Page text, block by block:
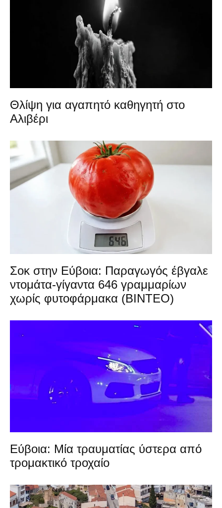
Θλίψη για αγαπητό καθηγητή στο
Αλιβέρι
Σοκ στην Εύβοια: Παραγωγός έβγαλε
ντομάτα-γίγαντα 646 γραμμαρίων
χωρίς φυτοφάρμακα (ΒΙΝΤΕΟ)
Εύβοια: Μία τραυματίας ύστερα από
τρομακτικό τροχαίο